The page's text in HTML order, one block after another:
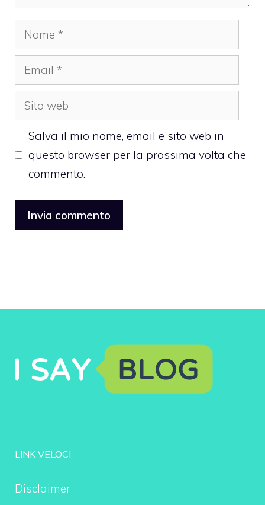
Nome
Email
Sito
web
Salva il mio nome, email e sito web in
questo browser per la prossima volta che
commento.
LINK VELOCI
Disclaimer